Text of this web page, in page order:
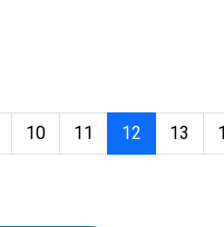
10 11 12 13